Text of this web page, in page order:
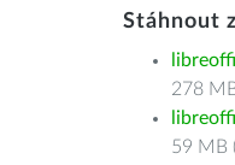
Stáhnout
278
59 MB (